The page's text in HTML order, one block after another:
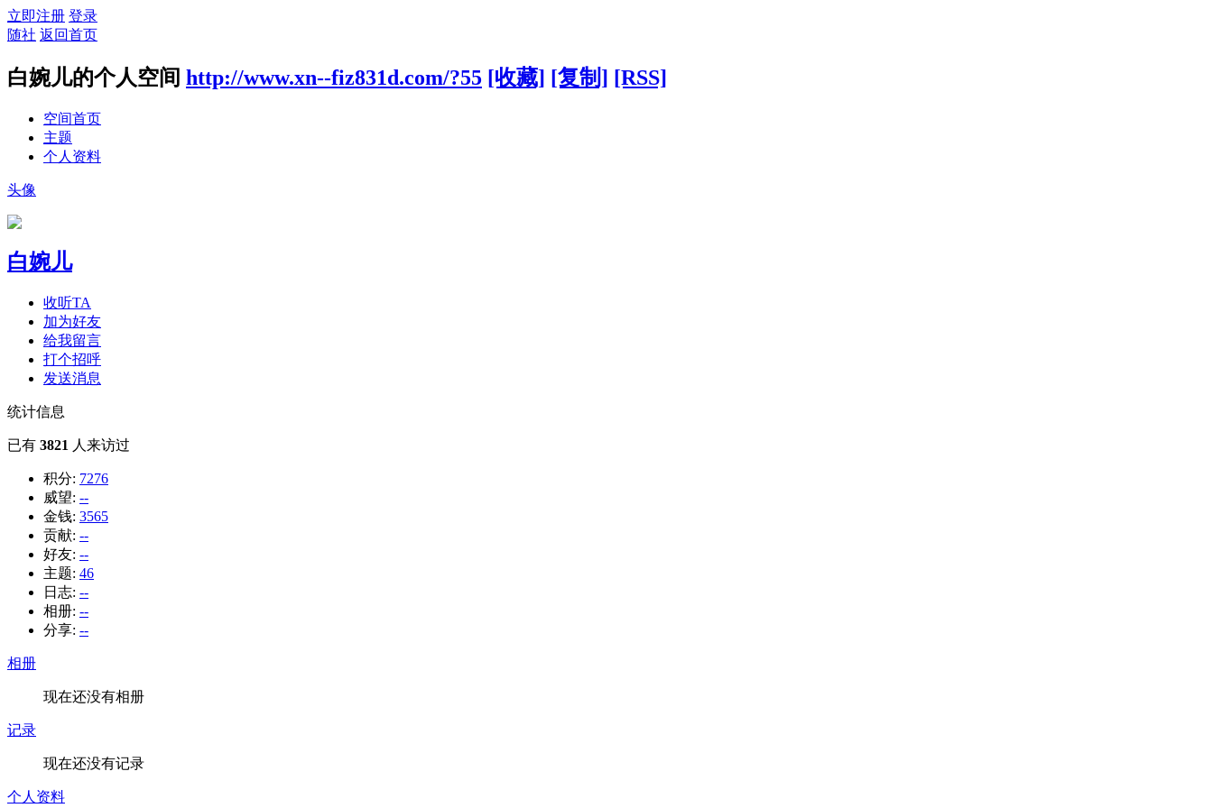
立即注册 登录
随社 返回首页
白婉儿的个人空间 http://www.xn--fiz831d.com/?55 [收藏] [复制] [RSS]
空间首页
主题
个人资料
头像
白婉儿
收听TA
加为好友
给我留言
打个招呼
发送消息
统计信息
已有 3821 人来访过
积分: 7276
威望: --
金钱: 3565
贡献: --
好友: --
主题: 46
日志: --
相册: --
分享: --
相册
现在还没有相册
记录
现在还没有记录
个人资料